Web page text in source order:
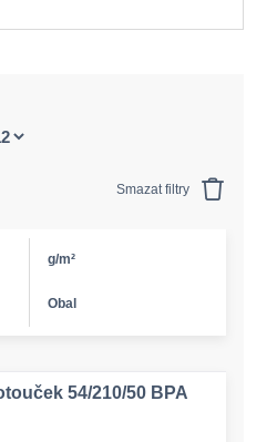
Smazat filtry
g/m²
Obal
54/210/50 BPA